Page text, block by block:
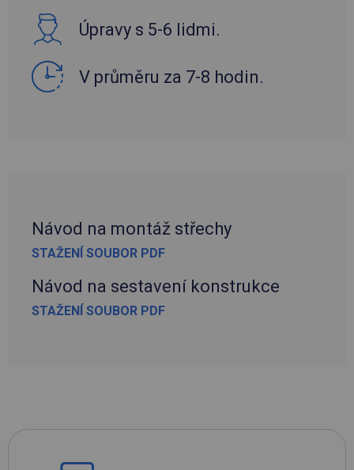
Úpravy s 5-6 lidmi.
V průměru za 7-8 hodin.
Návod na montáž střechy
STAŽENÍ SOUBOR PDF
Návod na sestavení konstrukce
STAŽENÍ SOUBOR PDF